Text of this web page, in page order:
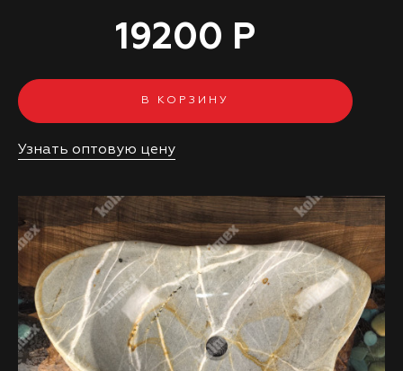
19200 Р
В КОРЗИНУ
Узнать оптовую цену